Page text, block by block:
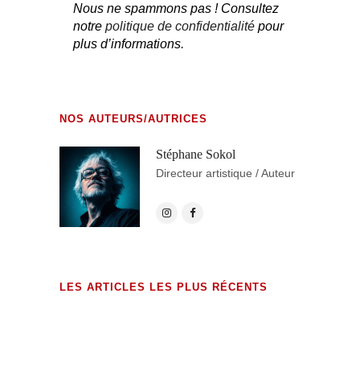
Nous ne spammons pas ! Consultez
notre politique de confidentialité pour
plus d’informations.
NOS AUTEURS/AUTRICES
Stéphane Sokol
Directeur artistique / Auteur
LES ARTICLES LES PLUS RÉCENTS